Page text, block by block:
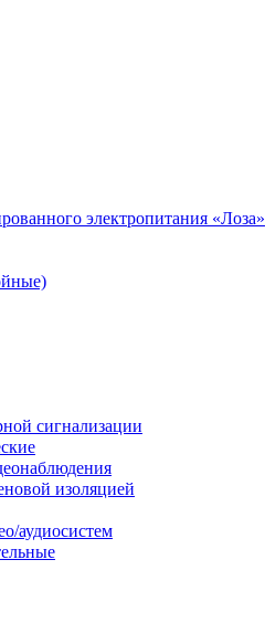
электропитания «Лоза»
сигнализации
изоляцией
аудиосистем